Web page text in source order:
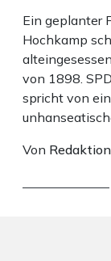
Ein geplanter
Hochkamp
von 1898.
spricht von
Von Redaktion